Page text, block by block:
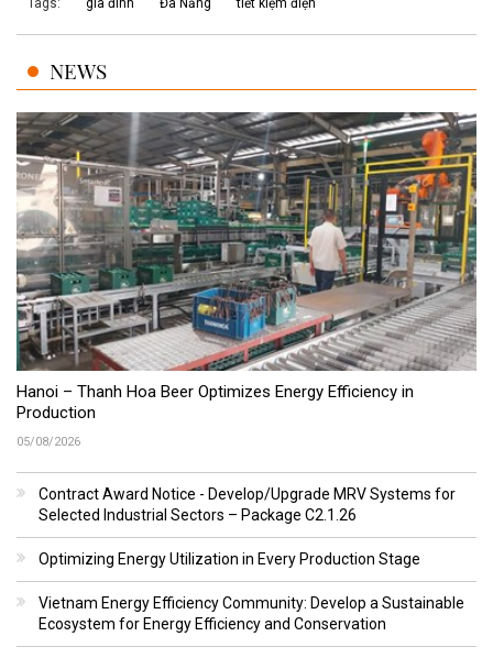
Tags: gia đình Đà Nẵng tiết kiệm điện
NEWS
Hanoi – Thanh Hoa Beer Optimizes Energy Efficiency in
Production
05/08/2026
Contract Award Notice - Develop/Upgrade MRV Systems for
Selected Industrial Sectors – Package C2.1.26
Optimizing Energy Utilization in Every Production Stage
Vietnam Energy Efficiency Community: Develop a Sustainable
Ecosystem for Energy Efficiency and Conservation